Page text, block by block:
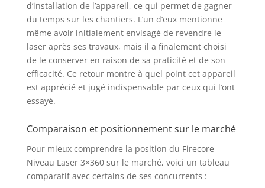
poussiéreux. En même
temps, il est
également très
approprié pour les
travaux de décoration
de bricolage à
domicile, tels que la
suspension de cadres
l'installation de
supports, etc.
BATTERIE LITHIUM-ION
HAUTE CAPACITÉ :
Niveau laser 360 ​​est
d’installation de l’appareil, ce qui permet de gagner
du temps sur les chantiers. L’un d’eux mentionne
même avoir initialement envisagé de revendre le
laser après ses travaux, mais il a finalement choisi
de le conserver en raison de sa praticité et de son
efficacité. Ce retour montre à quel point cet appareil
est apprécié et jugé indispensable par ceux qui l’ont
essayé.
Comparaison et positionnement sur le marché
Pour mieux comprendre la position du Firecore
Niveau Laser 3×360 sur le marché, voici un tableau
comparatif avec certains de ses concurrents :